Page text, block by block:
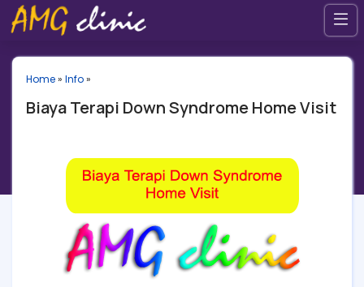
Home» Info»
Biaya Terapi Down Syndrome Home Visit